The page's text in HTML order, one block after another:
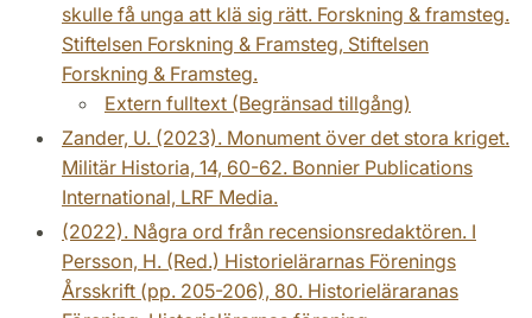
skulle få unga att klä sig rätt. Forskning & framsteg.
Stiftelsen Forskning & Framsteg, Stiftelsen
Forskning & Framsteg.
Extern fulltext (Begränsad tillgång)
Zander, U. (2023). Monument över det stora kriget.
Militär Historia, 14, 60-62. Bonnier Publications
International, LRF Media.
(2022). Några ord från recensionsredaktören. I
Persson, H. (Red.) Historielärarnas Förenings
Årsskrift (pp. 205-206), 80. Historieläraranas